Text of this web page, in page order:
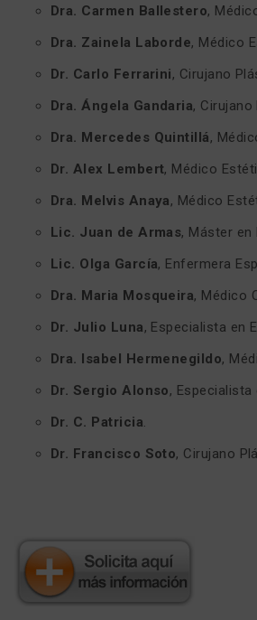
Dra. Carmen Ballestero,
Dra. Zainela Laborde, Médico
Dr. Carlo Ferrarini, Cirujano
Dra. Ángela Gandaria, Cirujano
Dra. Mercedes Quintillá,
Dr. Alex Lembert, Médico
Dra. Melvis Anaya, Médico
Lic. Juan de Armas, Máster en
Lic. Olga García, Enfermera
Dra. Maria Mosqueira, Médico
Dr. Julio Luna, Especialista en
Dra. Isabel Hermenegildo,
Dr. Sergio Alonso, Especialista
Dr. C. Patricia.
Dr. Francisco Soto, Cirujano